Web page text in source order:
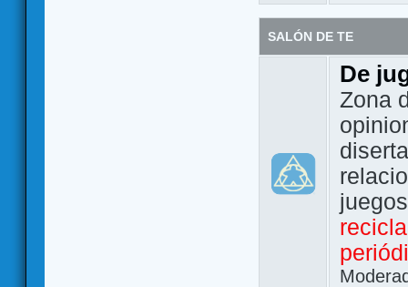
SALÓN DE TE
De
Zona